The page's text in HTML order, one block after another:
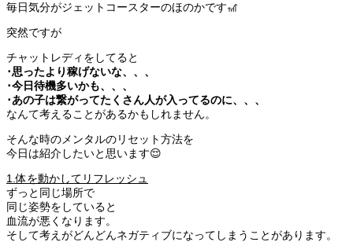
毎日気分がジェットコースターのほのかです🎢
突然ですが
チャットレディをしてると
･思ったより稼げないな、、、
･今日待機多いかも、、、
･あの子は繋がってたくさん人が入ってるのに、、、
なんて考えることがあるかもしれません。
そんな時のメンタルのリセット方法を
今日は紹介したいと思います😌
1.体を動かしてリフレッシュ
ずっと同じ場所で
同じ姿勢をしていると
血流が悪くなります。
そして考えがどんどんネガティブになってしまうことがあります。